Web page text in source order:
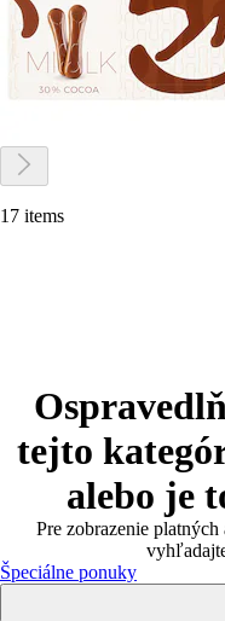
17 items
tejto
alebo je
Pre zobrazenie
Špeciálne ponuky